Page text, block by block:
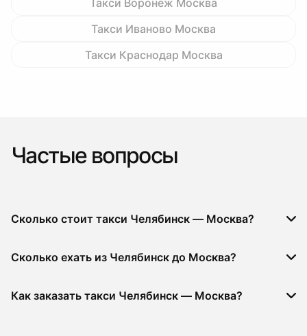
Такси Воронеж Москва
Такси Иваново Москва
Такси Краснодар Москва
Частые вопросы
Сколько стоит такси Челябинск — Москва?
Сколько ехать из Челябинск до Москва?
Как заказать такси Челябинск — Москва?